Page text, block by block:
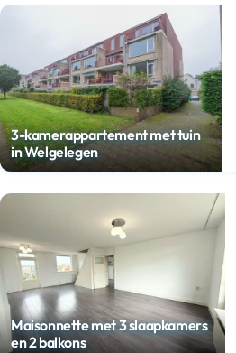
3-kamerappartement met tuin
in Welgelegen
Maisonnette met 3 slaapkamers
en 2 balkons